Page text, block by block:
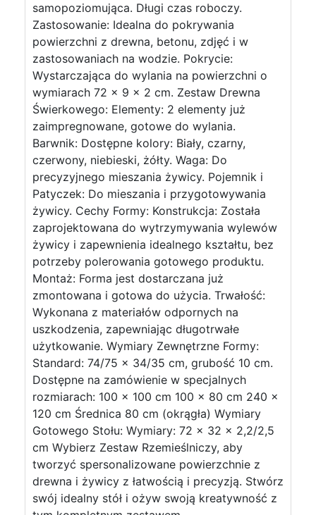
samopoziomująca. Długi czas roboczy.
Zastosowanie: Idealna do pokrywania
powierzchni z drewna, betonu, zdjęć i w
zastosowaniach na wodzie. Pokrycie:
Wystarczająca do wylania na powierzchni o
wymiarach 72 x 9 x 2 cm. Zestaw Drewna
Świerkowego: Elementy: 2 elementy już
zaimpregnowane, gotowe do wylania.
Barwnik: Dostępne kolory: Biały, czarny,
czerwony, niebieski, żółty. Waga: Do
precyzyjnego mieszania żywicy. Pojemnik i
Patyczek: Do mieszania i przygotowywania
żywicy. Cechy Formy: Konstrukcja: Została
zaprojektowana do wytrzymywania wylewów
żywicy i zapewnienia idealnego kształtu, bez
potrzeby polerowania gotowego produktu.
Montaż: Forma jest dostarczana już
zmontowana i gotowa do użycia. Trwałość:
Wykonana z materiałów odpornych na
uszkodzenia, zapewniając długotrwałe
użytkowanie. Wymiary Zewnętrzne Formy:
Standard: 74/75 x 34/35 cm, grubość 10 cm.
Dostępne na zamówienie w specjalnych
rozmiarach: 100 x 100 cm 100 x 80 cm 240 x
120 cm Średnica 80 cm (okrągła) Wymiary
Gotowego Stołu: Wymiary: 72 x 32 x 2,2/2,5
cm Wybierz Zestaw Rzemieślniczy, aby
tworzyć spersonalizowane powierzchnie z
drewna i żywicy z łatwością i precyzją. Stwórz
swój idealny stół i ożyw swoją kreatywność z